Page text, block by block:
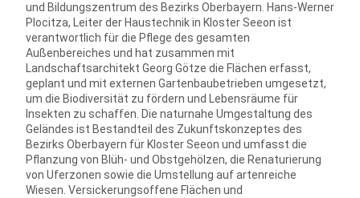
und Bildungszentrum des Bezirks Oberbayern. Hans-Werner
Plocitza, Leiter der Haustechnik in Kloster Seeon ist
verantwortlich für die Pflege des gesamten
Außenbereiches und hat zusammen mit
Landschaftsarchitekt Georg Götze die Flächen erfasst,
geplant und mit externen Gartenbaubetrieben umgesetzt,
um die Biodiversität zu fördern und Lebensräume für
Insekten zu schaffen. Die naturnahe Umgestaltung des
Geländes ist Bestandteil des Zukunftskonzeptes des
Bezirks Oberbayern für Kloster Seeon und umfasst die
Pflanzung von Blüh- und Obstgehölzen, die Renaturierung
von Uferzonen sowie die Umstellung auf artenreiche
Wiesen. Versickerungsoffene Flächen und